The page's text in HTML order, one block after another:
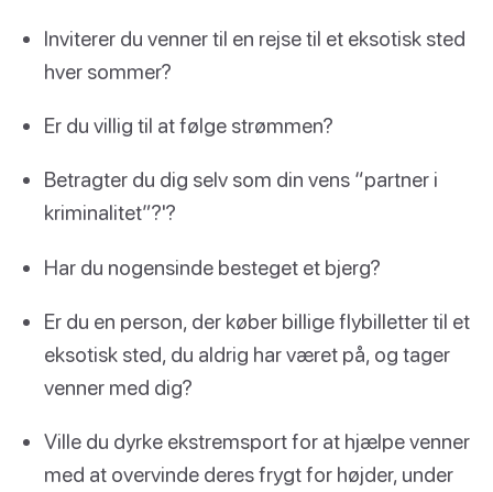
Inviterer du venner til en rejse til et eksotisk sted
hver sommer?
Er du villig til at følge strømmen?
Betragter du dig selv som din vens “partner i
kriminalitet”?'?
Har du nogensinde besteget et bjerg?
Er du en person, der køber billige flybilletter til et
eksotisk sted, du aldrig har været på, og tager
venner med dig?
Ville du dyrke ekstremsport for at hjælpe venner
med at overvinde deres frygt for højder, under